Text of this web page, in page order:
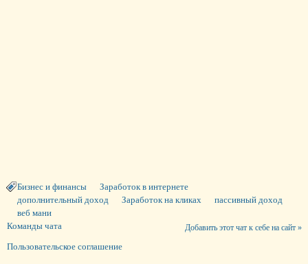
Бизнес и финансы
Заработок в интернете
дополнительный доход
Заработок на кликах
пассивный доход
веб мани
Добавить этот чат к себе на сайт »
Команды чата
Пользовательское соглашение